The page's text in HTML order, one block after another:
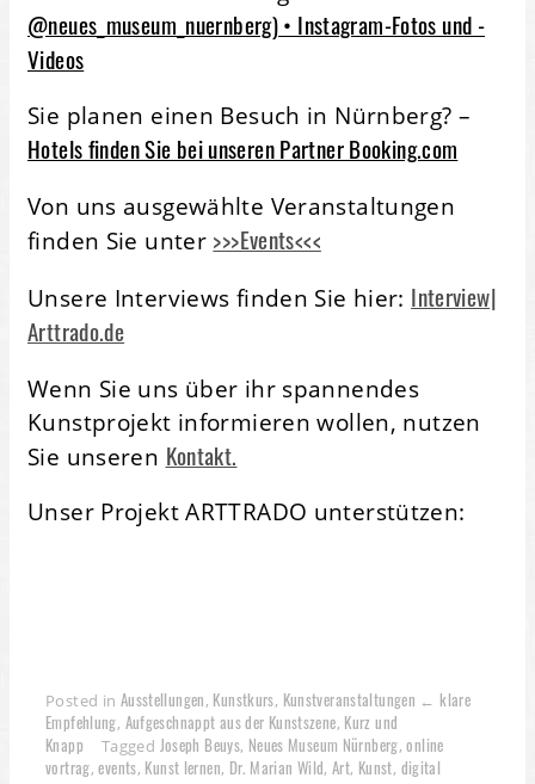
@neues_museum_nuernberg) • Instagram-Fotos und -
Videos
Sie planen einen Besuch in Nürnberg? –
Hotels finden Sie bei unseren Partner Booking.com
Von uns ausgewählte Veranstaltungen
finden Sie unter >>>Events<<<
Unsere Interviews finden Sie hier: Interview|
Arttrado.de
Wenn Sie uns über ihr spannendes
Kunstprojekt informieren wollen, nutzen
Sie unseren Kontakt.
Unser Projekt ARTTRADO unterstützen:
Posted in Ausstellungen, Kunstkurs, Kunstveranstaltungen ← klare
Empfehlung, Aufgeschnappt aus der Kunstszene, Kurz und
Knapp
Tagged Joseph Beuys, Neues Museum Nürnberg,online
vortrag,events, Kunst lernen, Dr. Marian Wild, Art, Kunst, digital